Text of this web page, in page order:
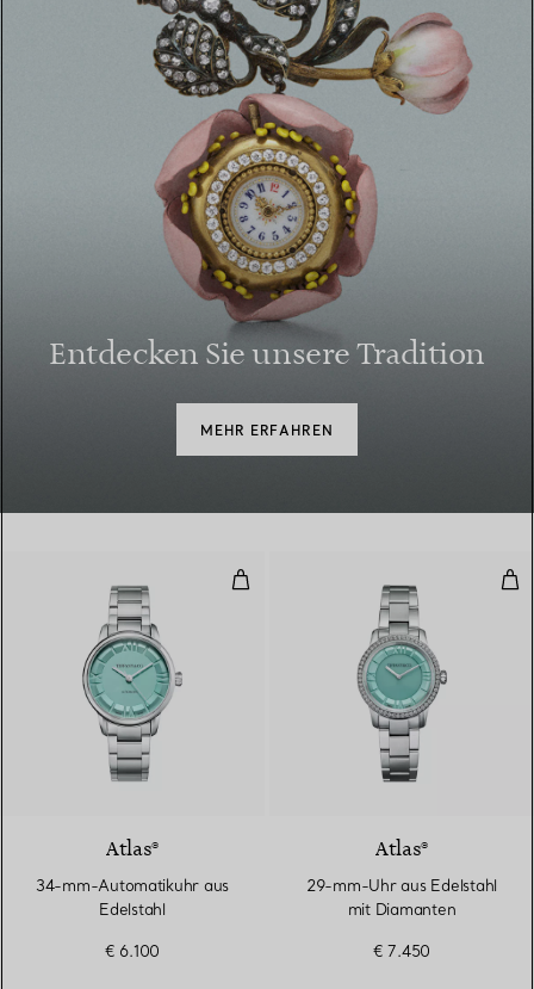
Entdecken Sie unsere Tradition
MEHR ERFAHREN
34-mm-Automatikuhr aus
2 Farben
Atlas®
34-mm-Automatikuhr aus
Edelstahl
€ 6.100
Atlas®
29-mm-Uhr aus Edelstahl
mit Diamanten
€ 7.450